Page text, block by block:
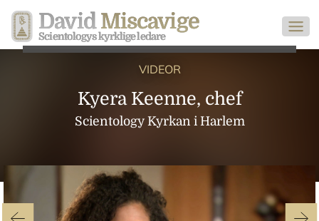
David Miscavige
Scientologys kyrklige ledare
VIDEOR
Kyera Keenne, chef
Scientology Kyrkan i Harlem